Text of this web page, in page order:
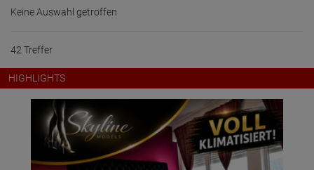
Keine Auswahl getroffen
42 Treffer
HIGHLIGHTS